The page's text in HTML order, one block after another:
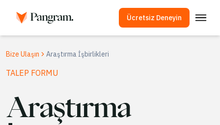
Ücretsiz Deneyin
Tarayıcı Eklentisi
API
Bize Ulaşın Araştırma İşbirlikleri
TALEP FORMU
Araştırma